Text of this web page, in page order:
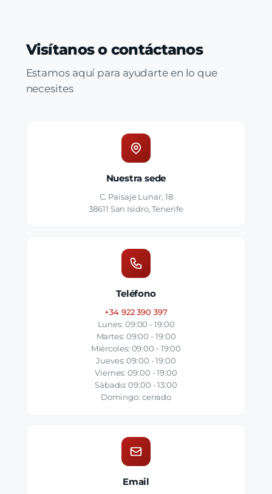
Visítanos o contáctanos
Estamos aquí para ayudarte en lo que
necesites
Nuestra sede
C. Paisaje Lunar, 18
38611 San Isidro, Tenerife
Teléfono
+34 922 390 397
Lunes: 09:00 - 19:00
Martes: 09:00 - 19:00
Miércoles: 09:00 - 19:00
Jueves: 09:00 - 19:00
Viernes: 09:00 - 19:00
Sábado: 09:00 - 13:00
Domingo: cerrado
Email